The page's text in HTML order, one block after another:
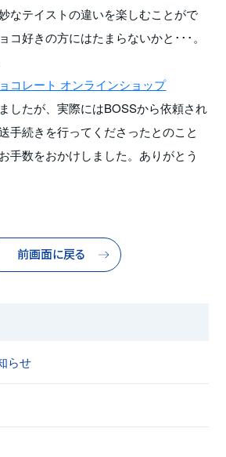
なテイストの違いを楽しむことがで
コ好きの方にはたまらないかと･･･。
コレート オンラインショップ
したが、実際にはBOSSから依頼され
手続きを行ってくださったとのこと
手数をおかけしました。ありがとう
前画面に戻る
らせ